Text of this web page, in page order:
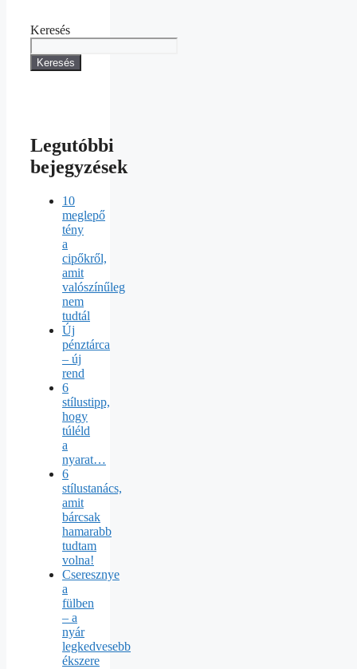
Keresés
Keresés
Legutóbbi
bejegyzések
10
meglepő
tény
a
cipőkről,
amit
valószínűleg
nem
tudtál
Új
pénztárca
– új
rend
6
stílustipp,
hogy
túléld
a
nyarat…
6
stílustanács,
amit
bárcsak
hamarabb
tudtam
volna!
Cseresznye
a
fülben
– a
nyár
legkedvesebb
ékszere